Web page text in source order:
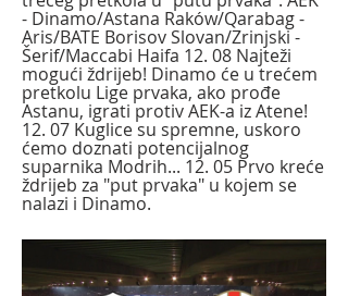
- Dinamo/Astana Raków/Qarabag -
Aris/BATE Borisov Slovan/Zrinjski -
Šerif/Maccabi Haifa 12. 08 Najteži
mogući ždrijeb! Dinamo će u trećem
pretkolu Lige prvaka, ako prođe
Astanu, igrati protiv AEK-a iz Atene!
12. 07 Kuglice su spremne, uskoro
ćemo doznati potencijalnog
suparnika Modrih... 12. 05 Prvo kreće
ždrijeb za "put prvaka" u kojem se
nalazi i Dinamo.